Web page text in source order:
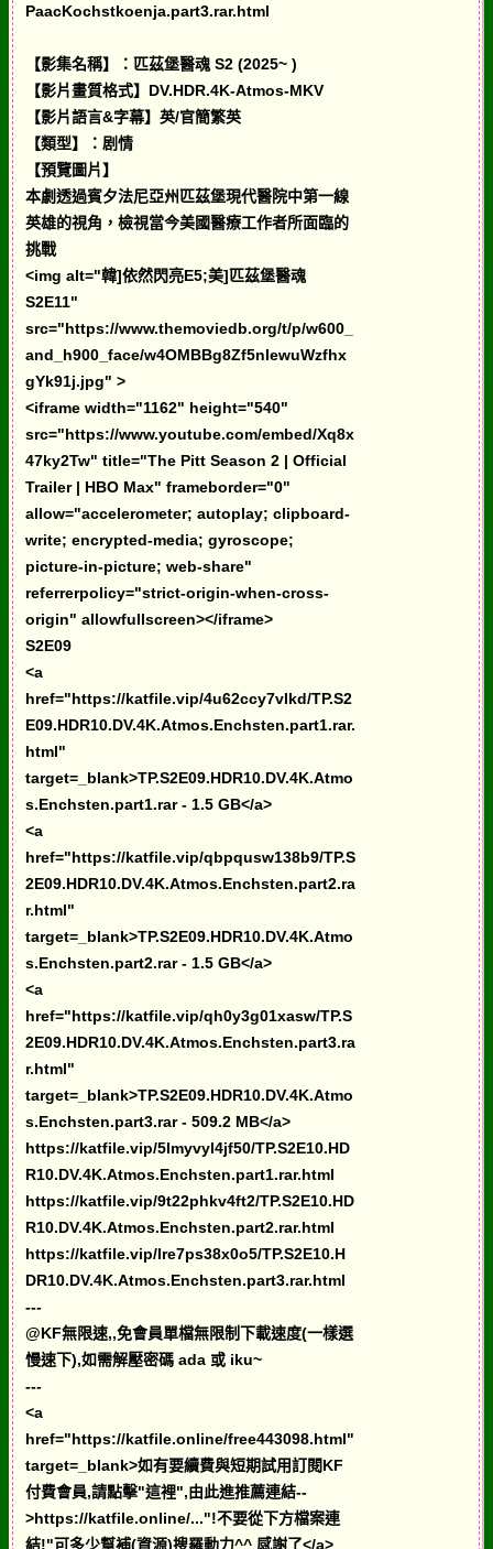
PaacKochstkoenja.part3.rar.html
【影集名稱】：匹茲堡醫魂 S2 (2025~ )
【影片畫質格式】DV.HDR.4K-Atmos-MKV
【影片語言&字幕】英/官簡繁英
【類型】：剧情
【預覽圖片】
本劇透過賓夕法尼亞州匹茲堡現代醫院中第一線
英雄的視角，檢視當今美國醫療工作者所面臨的
挑戰
<img alt="韓]依然閃亮E5;美]匹茲堡醫魂
S2E11"
src="https://www.themoviedb.org/t/p/w600_
and_h900_face/w4OMBBg8Zf5nIewuWzfhx
gYk91j.jpg" >
<iframe width="1162" height="540"
src="https://www.youtube.com/embed/Xq8x
47ky2Tw" title="The Pitt Season 2 | Official
Trailer | HBO Max" frameborder="0"
allow="accelerometer; autoplay; clipboard-
write; encrypted-media; gyroscope;
picture-in-picture; web-share"
referrerpolicy="strict-origin-when-cross-
origin" allowfullscreen></iframe>
S2E09
<a
href="https://katfile.vip/4u62ccy7vlkd/TP.S2
E09.HDR10.DV.4K.Atmos.Enchsten.part1.rar.
html"
target=_blank>TP.S2E09.HDR10.DV.4K.Atmo
s.Enchsten.part1.rar - 1.5 GB</a>
<a
href="https://katfile.vip/qbpqusw138b9/TP.S
2E09.HDR10.DV.4K.Atmos.Enchsten.part2.ra
r.html"
target=_blank>TP.S2E09.HDR10.DV.4K.Atmo
s.Enchsten.part2.rar - 1.5 GB</a>
<a
href="https://katfile.vip/qh0y3g01xasw/TP.S
2E09.HDR10.DV.4K.Atmos.Enchsten.part3.ra
r.html"
target=_blank>TP.S2E09.HDR10.DV.4K.Atmo
s.Enchsten.part3.rar - 509.2 MB</a>
https://katfile.vip/5lmyvyl4jf50/TP.S2E10.HD
R10.DV.4K.Atmos.Enchsten.part1.rar.html
https://katfile.vip/9t22phkv4ft2/TP.S2E10.HD
R10.DV.4K.Atmos.Enchsten.part2.rar.html
https://katfile.vip/lre7ps38x0o5/TP.S2E10.H
DR10.DV.4K.Atmos.Enchsten.part3.rar.html
---
@KF無限速,,免會員單檔無限制下載速度(一樣選
慢速下),如需解壓密碼 ada 或 iku~
---
<a
href="https://katfile.online/free443098.html"
target=_blank>如有要續費與短期試用訂閱KF
付費會員,請點擊"這裡",由此進推薦連結--
>https://katfile.online/..."!不要從下方檔案連
結!"可多少幫補(資源)搜羅動力^^ 感謝了</a>